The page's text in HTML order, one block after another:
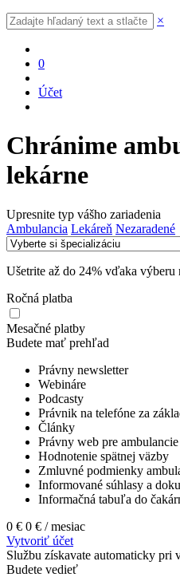
×
0
Účet
Chránime
lekárne
Upresnite typ vášho zariadenia
Ambulancia Lekáreň Nezaradené
Ušetrite až do 24% vďaka výberu
Ročná platba
Mesačné platby
Budete mať prehľad
Právny newsletter
Webináre
Podcasty
Právnik na telefóne za
Články
Právny web pre ambulancie
Hodnotenie spätnej väzby
Zmluvné podmienky
Informované súhlasy a
Informačná tabuľa do
0 € 0 € / mesiac
Vytvoriť účet
Službu získavate automaticky pri
Budete vedieť